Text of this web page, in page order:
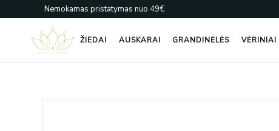
prie
Nemokamas pristatymas nuo 49€
ŽIEDAI AUSKARAI GRANDINĖLĖS VĖRINIAI